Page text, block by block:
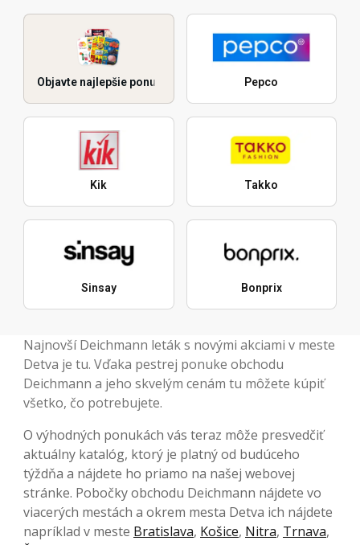
Objavte najlepšie ponuky Pepco
Kik Takko
Sinsay Bonprix
Najnovší Deichmann leták s novými akciami v meste
Detva je tu. Vďaka pestrej ponuke obchodu
Deichmann a jeho skvelým cenám tu môžete kúpiť
všetko, čo potrebujete.
O výhodných ponukách vás teraz môže presvedčiť
aktuálny katalóg, ktorý je platný od budúceho
týždňa a nájdete ho priamo na našej webovej
stránke. Pobočky obchodu Deichmann nájdete vo
viacerých mestách a okrem mesta Detva ich nájdete
napríklad v meste Bratislava, Košice, Nitra, Trnava,